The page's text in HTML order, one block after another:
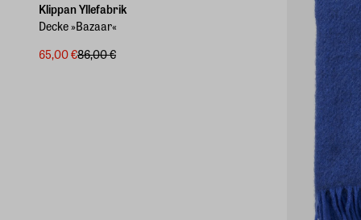
Klippan Yllefabrik
Decke »Bazaar«
65,00 €86,00 €